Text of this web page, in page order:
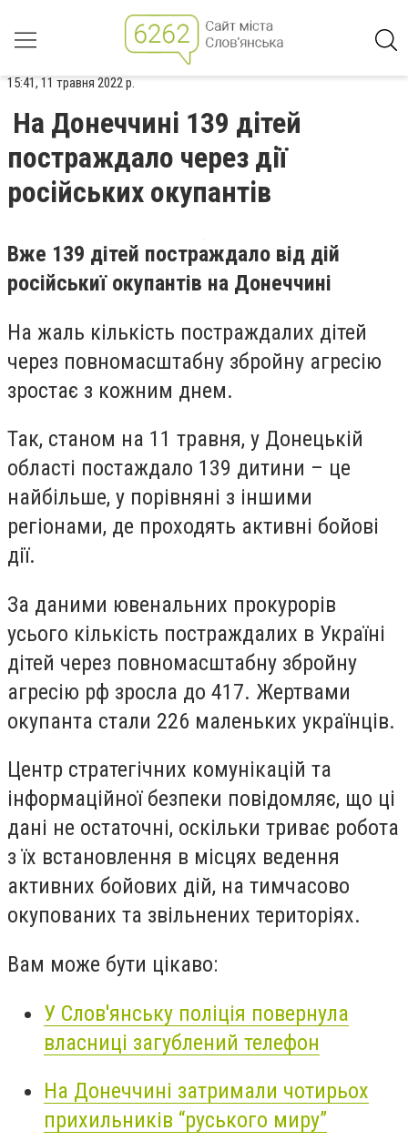
15:41, 11 травня 2022 р.
На Донеччині 139 дітей
постраждало через дії
російських окупантів
Вже 139 дітей постраждало від дій
російськиї окупантів на Донеччині
На жаль кількість постраждалих дітей
через повномасштабну збройну агресію
зростає з кожним днем.
Так, станом на 11 травня, у Донецькій
області постаждало 139 дитини – це
найбільше, у порівняні з іншими
регіонами, де проходять активні бойові
дії.
За даними ювенальних прокурорів
усього кількість постраждалих в Україні
дітей через повномасштабну збройну
агресію рф зросла до 417. Жертвами
окупанта стали 226 маленьких українців.
Центр стратегічних комунікацій та
інформаційної безпеки повідомляє, що ці
дані не остаточні, оскільки триває робота
з їх встановлення в місцях ведення
активних бойових дій, на тимчасово
окупованих та звільнених територіях.
Вам може бути цікаво:
У Слов'янську поліція повернула
власниці загублений телефон
На Донеччині затримали чотирьох
прихильників “руського миру”